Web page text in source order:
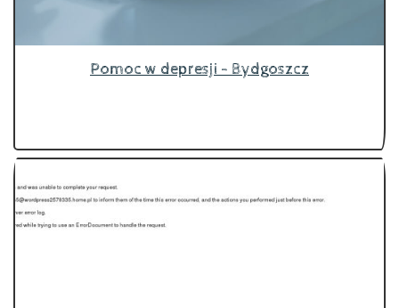
Pomoc w depresji - Bydgoszcz